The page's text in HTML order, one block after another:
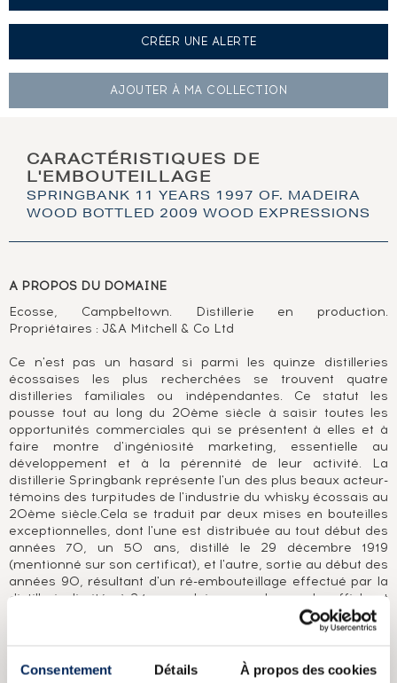
Consentement Détails À propos des cookies
CRÉER UNE ALERTE
AJOUTER À MA COLLECTION
CARACTÉRISTIQUES DE
L'EMBOUTEILLAGE
SPRINGBANK 11 YEARS 1997 OF. MADEIRA
WOOD BOTTLED 2009 WOOD EXPRESSIONS
A PROPOS DU DOMAINE
Ecosse, Campbeltown. Distillerie en production.
Propriétaires : J&A Mitchell & Co Ltd
Ce n'est pas un hasard si parmi les quinze distilleries
écossaises les plus recherchées se trouvent quatre
distilleries familiales ou indépendantes. Ce statut les
pousse tout au long du 20ème siècle à saisir toutes les
opportunités commerciales qui se présentent à elles et à
faire montre d'ingéniosité marketing, essentielle au
développement et à la pérennité de leur activité. La
distillerie Springbank représente l'un des plus beaux acteur-
témoins des turpitudes de l'industrie du whisky écossais au
20ème siècle.Cela se traduit par deux mises en bouteilles
exceptionnelles, dont l'une est distribuée au tout début des
années 70, un 50 ans, distillé le 29 décembre 1919
(mentionné sur son certificat), et l'autre, sortie au début des
années 90, résultant d'un ré-embouteillage effectué par la
distillerie, limitée à 24 exemplaires pour le monde, affichant
le millésime 1919. Mais cela se traduit aussi au tout début
des années 2000, lorsque sous la pression d'un stock
(décennie 1980), la famille Mitchell décide d'effectuer un